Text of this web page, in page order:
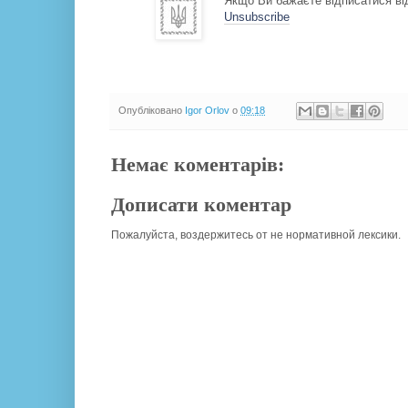
Unsubscribe
Опубліковано Igor Orlov о 09:18
Немає коментарів:
Дописати коментар
Пожалуйста, воздержитесь от не нормативной лексики.